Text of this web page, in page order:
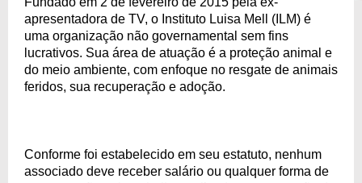
apresentadora de TV, o Instituto Luisa Mell (ILM) é
uma organização não governamental sem fins
lucrativos. Sua área de atuação é a proteção animal e
do meio ambiente, com enfoque no resgate de animais
feridos, sua recuperação e adoção.
Conforme foi estabelecido em seu estatuto, nenhum
associado deve receber salário ou qualquer forma de